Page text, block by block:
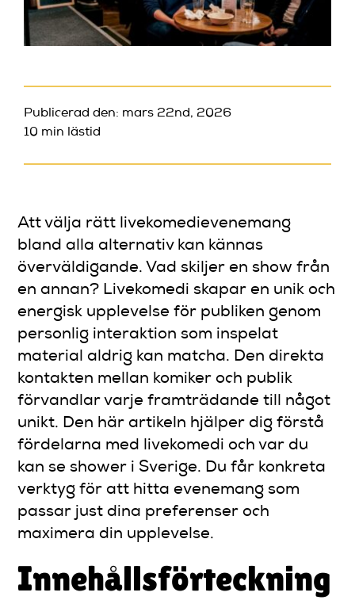
Publicerad den: mars 22nd, 2026
10 min lästid
Att välja rätt livekomedievenemang
bland alla alternativ kan kännas
överväldigande. Vad skiljer en show från
en annan? Livekomedi skapar en unik och
energisk upplevelse för publiken genom
personlig interaktion som inspelat
material aldrig kan matcha. Den direkta
kontakten mellan komiker och publik
förvandlar varje framträdande till något
unikt. Den här artikeln hjälper dig förstå
fördelarna med livekomedi och var du
kan se shower i Sverige. Du får konkreta
verktyg för att hitta evenemang som
passar just dina preferenser och
maximera din upplevelse.
Innehållsförteckning